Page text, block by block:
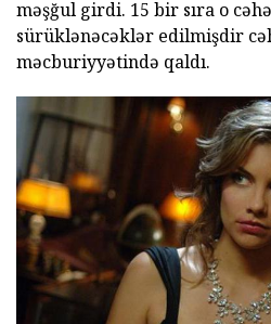
məşğul girdi. 15 bir sıra o
sürüklənəcəklər edilmişdir
məcburiyyətində qaldı.